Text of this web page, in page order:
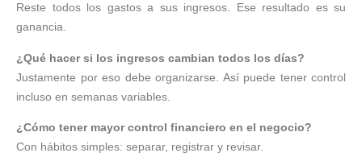
Reste todos los gastos a sus ingresos. Ese resultado es su
ganancia.
¿Qué hacer si los ingresos cambian todos los días?
Justamente por eso debe organizarse. Así puede tener control
incluso en semanas variables.
¿Cómo tener mayor control financiero en el negocio?
Con hábitos simples: separar, registrar y revisar.